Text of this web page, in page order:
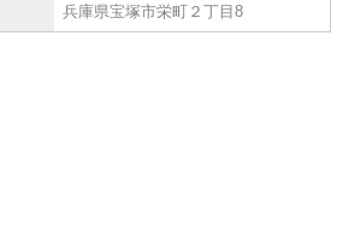
兵庫県宝塚市栄町２丁目8